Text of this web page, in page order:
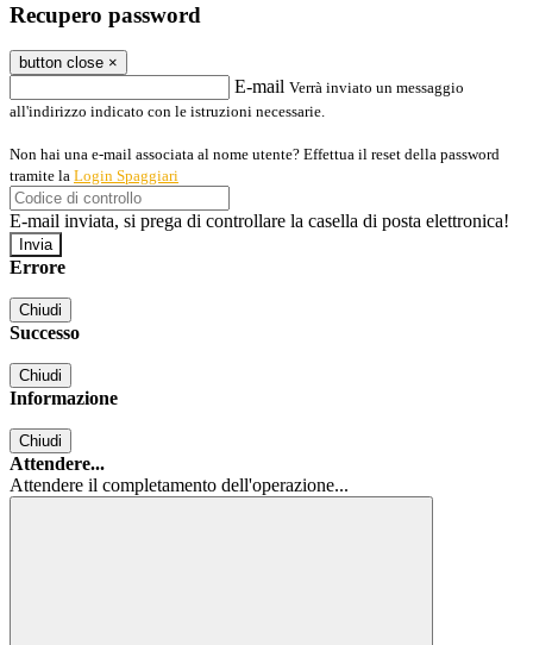
Recupero password
button close ×
E-mail Verrà inviato un messaggio
all'indirizzo indicato con le istruzioni necessarie.
Non hai una e-mail associata al nome utente? Effettua il reset della password
tramite la Login Spaggiari
E-mail inviata, si prega di controllare la casella di posta elettronica!
Errore
Chiudi
Successo
Chiudi
Informazione
Chiudi
Attendere...
Attendere il completamento dell'operazione...